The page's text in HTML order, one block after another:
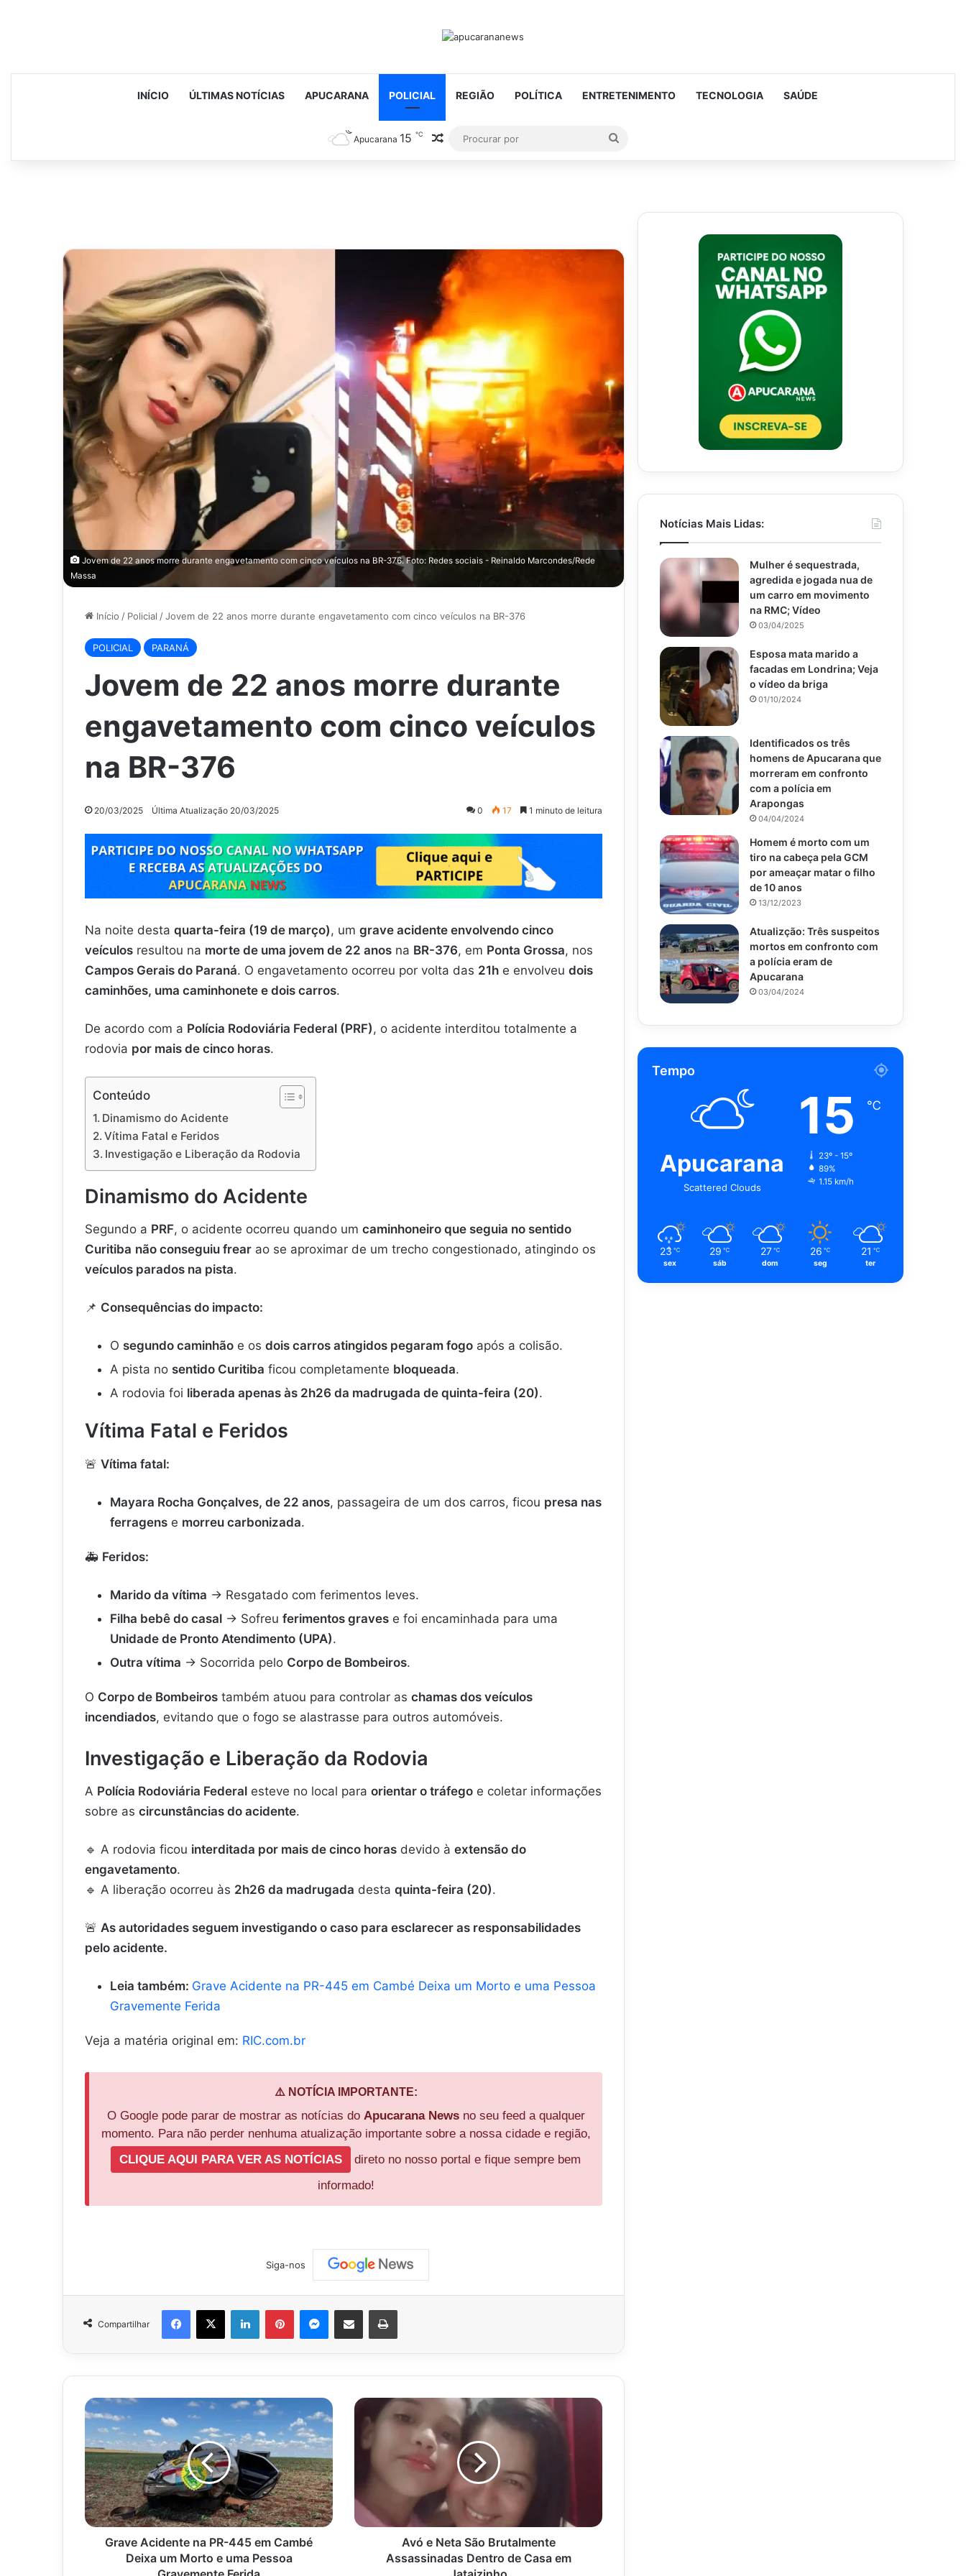
INÍCIO ÚLTIMAS NOTÍCIAS APUCARANA POLICIAL REGIÃO POLÍTICA ENTRETENIMENTO TECNOLOGIA SAÚDE
Apucarana 15 ℃ Artigo aleatório
Procurar
por
Jovem de 22 anos morre durante engavetamento com cinco veículos na BR-376. Foto: Redes sociais - Reinaldo Marcondes/Rede
Massa
Início / Policial /Jovem de 22 anos morre durante engavetamento com cinco veículos na BR-376
POLICIAL PARANÁ
Jovem de 22 anos morre durante
engavetamento com cinco veículos
na BR-376
20/03/2025 Última Atualização 20/03/2025 0 17 1 minuto de leitura
Na noite desta quarta-feira (19 de março) , um grave acidente envolvendo cinco
veículos resultou na morte de uma jovem de 22 anos na BR-376, em Ponta Grossa, nos
Campos Gerais do Paraná. O engavetamento ocorreu por volta das 21h e envolveu dois
caminhões, uma caminhonete e dois carros.
De acordo com a Polícia Rodoviária Federal (PRF) , o acidente interditou totalmente a
rodovia por mais de cinco horas.
Conteúdo
Dinamismo do Acidente
Vítima Fatal e Feridos
Investigação e Liberação da Rodovia
Dinamismo do Acidente
Segundo a PRF, o acidente ocorreu quando um caminhoneiro que seguia no sentido
Curitiba não conseguiu frear ao se aproximar de um trecho congestionado, atingindo os
veículos parados na pista.
📌 Consequências do impacto:
O segundo caminhão e os dois carros atingidos pegaram fogo após a colisão.
A pista no sentido Curitiba ficou completamente bloqueada.
A rodovia foi liberada apenas às 2h26 da madrugada de quinta-feira (20).
Vítima Fatal e Feridos
🚨 Vítima fatal:
Mayara Rocha Gonçalves, de 22 anos, passageira de um dos carros, ficou presa nas
ferragens e morreu carbonizada.
🚑 Feridos:
Marido da vítima → Resgatado com ferimentos leves.
Filha bebê do casal → Sofreu ferimentos graves e foi encaminhada para uma
Unidade de Pronto Atendimento (UPA).
Outra vítima → Socorrida pelo Corpo de Bombeiros.
O Corpo de Bombeiros também atuou para controlar as chamas dos veículos
incendiados, evitando que o fogo se alastrasse para outros automóveis.
Investigação e Liberação da Rodovia
A Polícia Rodoviária Federal esteve no local para orientar o tráfego e coletar informações
sobre as circunstâncias do acidente.
🔹 A rodovia ficou interditada por mais de cinco horas devido à extensão do
engavetamento.
🔹 A liberação ocorreu às 2h26 da madrugada desta quinta-feira (20).
🚨 As autoridades seguem investigando o caso para esclarecer as responsabilidades
pelo acidente.
Leia também: Grave Acidente na PR-445 em Cambé Deixa um Morto e uma Pessoa
Gravemente Ferida
Veja a matéria original em: RIC.com.br
⚠️ NOTÍCIA IMPORTANTE:
O Google pode parar de mostrar as notícias do Apucarana Newsno seu feed a qualquer
momento. Para não perder nenhuma atualização importante sobre a nossa cidade e região,
CLIQUE AQUI PARA VER AS NOTÍCIAS
direto no nosso portal e fique sempre bem
informado!
Siga-nos
Compartilhar
Facebook
X LinkedinPinterestMessenger
Compartilhar via e-mail Imprimir
Grave
Acidente
PR-
445
em
Cambé
Deixa
um
MortoGrave Acidente na PR-445 em Cambé
Deixa um Morto e uma Pessoa
Avó
Neta
São
Dentro
de
Casa
Jataizinho
Avó e Neta São Brutalmente
Assassinadas Dentro de Casa em
Notícias Mais Lidas:
Mulher é sequestrada,
agredida e jogada nua de
um carro em movimento
na RMC; Vídeo
03/04/2025
Esposa mata marido a
facadas em Londrina; Veja
o vídeo da briga
01/10/2024
Identificados os três
homens de Apucarana que
morreram em confronto
com a polícia em
Arapongas
04/04/2024
Homem é morto com um
tiro na cabeça pela GCM
por ameaçar matar o filho
de 10 anos
13/12/2023
Atualizção: Três suspeitos
mortos em confronto com
a polícia eram de
Apucarana
03/04/2024
Tempo
Apucarana
Scattered Clouds
15 ℃
23º - 15º
89%
1.15 km/h
23 ℃
sex
29 ℃
sáb
27 ℃
dom
26 ℃
seg
21 ℃
ter